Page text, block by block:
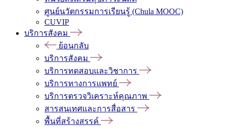
ศูนย์นวัตกรรมการเรียนรู้ (Chula MOOC)
CUVIP
บริการสังคม
ย้อนกลับ
บริการสังคม
บริการทดสอบและวิชาการ
บริการทางการแพทย์
บริการตรวจวิเคราะห์คุณภาพ
สารสนเทศและการสื่อสาร
พื้นที่สร้างสรรค์